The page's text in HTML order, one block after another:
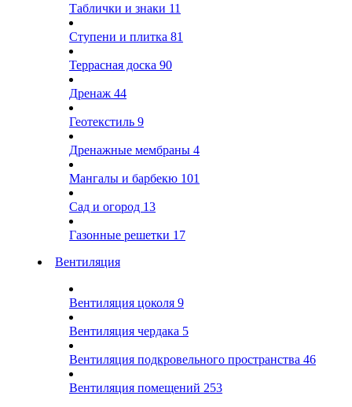
Таблички и знаки 11
Ступени и плитка 81
Террасная доска 90
Дренаж 44
Геотекстиль 9
Дренажные мембраны 4
Мангалы и барбекю 101
Сад и огород 13
Газонные решетки 17
Вентиляция
Вентиляция цоколя 9
Вентиляция чердака 5
Вентиляция подкровельного пространства 46
Вентиляция помещений 253